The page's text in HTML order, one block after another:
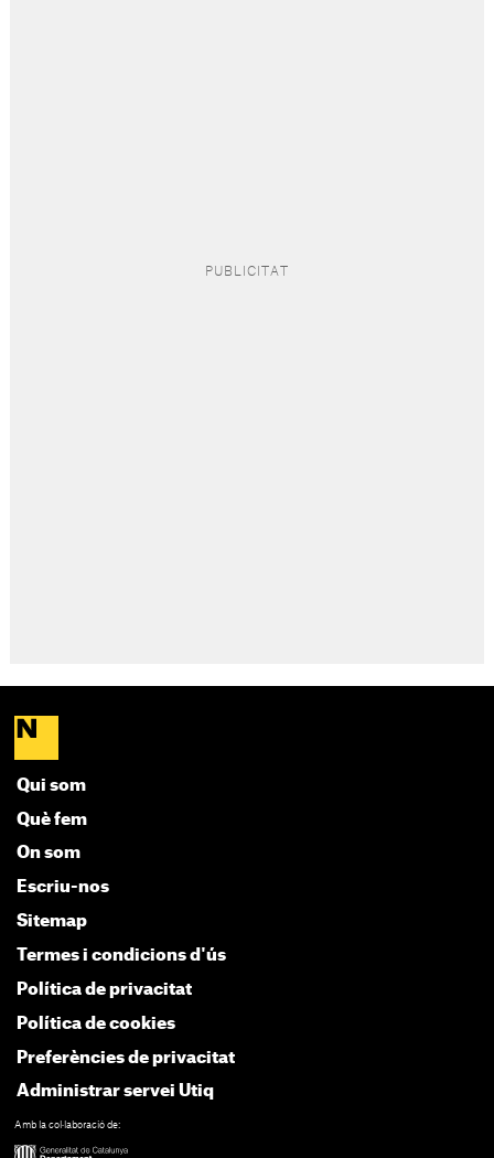
Qui som
Què fem
On som
Escriu-nos
Sitemap
Termes i condicions d'ús
Política de privacitat
Política de cookies
Preferències de privacitat
Administrar servei Utiq
Amb la col·laboració de: